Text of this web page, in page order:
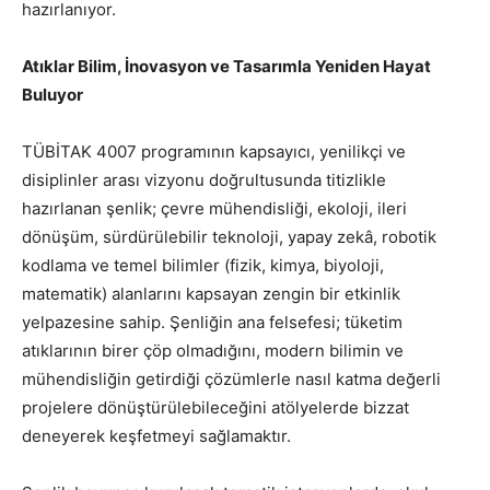
hazırlanıyor.
Atıklar Bilim, İnovasyon ve Tasarımla Yeniden Hayat
Buluyor
TÜBİTAK 4007 programının kapsayıcı, yenilikçi ve
disiplinler arası vizyonu doğrultusunda titizlikle
hazırlanan şenlik; çevre mühendisliği, ekoloji, ileri
dönüşüm, sürdürülebilir teknoloji, yapay zekâ, robotik
kodlama ve temel bilimler (fizik, kimya, biyoloji,
matematik) alanlarını kapsayan zengin bir etkinlik
yelpazesine sahip. Şenliğin ana felsefesi; tüketim
atıklarının birer çöp olmadığını, modern bilimin ve
mühendisliğin getirdiği çözümlerle nasıl katma değerli
projelere dönüştürülebileceğini atölyelerde bizzat
deneyerek keşfetmeyi sağlamaktır.